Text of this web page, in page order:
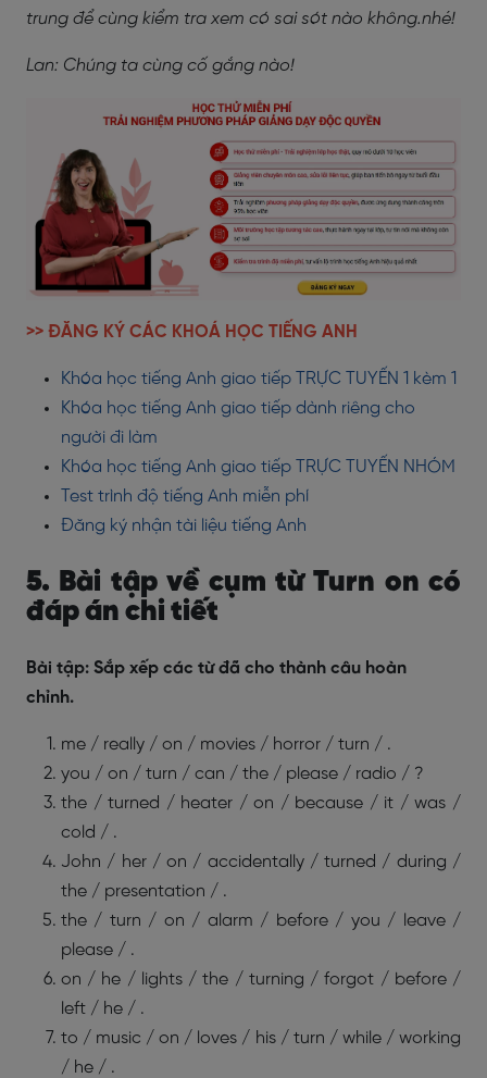
trung để cùng kiểm tra xem có sai sót nào không.nhé!
Lan: Chúng ta cùng cố gắng nào!
>> ĐĂNG KÝ CÁC KHOÁ HỌC TIẾNG ANH
Khóa học tiếng Anh giao tiếp TRỰC TUYẾN 1 kèm 1
Khóa học tiếng Anh giao tiếp dành riêng cho
người đi làm
Khóa học tiếng Anh giao tiếp TRỰC TUYẾN NHÓM
Test trình độ tiếng Anh miễn phí
Đăng ký nhận tài liệu tiếng Anh
5. Bài tập về cụm từ Turn on có
đáp án chi tiết
Bài tập: Sắp xếp các từ đã cho thành câu hoàn
chỉnh.
me / really / on / movies / horror / turn / .
you / on / turn / can / the / please / radio / ?
the / turned / heater / on / because / it / was /
cold / .
John / her / on / accidentally / turned / during /
the / presentation / .
the / turn / on / alarm / before / you / leave /
please / .
on / he / lights / the / turning / forgot / before /
left / he / .
to / music / on / loves / his / turn / while / working
/ he / .